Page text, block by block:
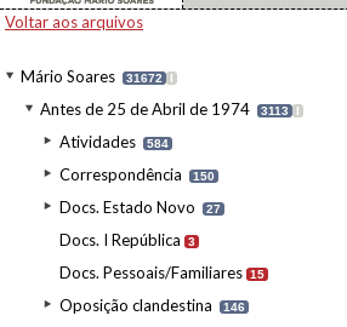
Voltar aos arquivos
Mário Soares 31672 I
Antes de 25 de Abril de 1974 3113 I
Atividades 584
Correspondência 150
Docs. Estado Novo 27
Docs. I República 3
Docs. Pessoais/Familiares 15
Oposição clandestina 146